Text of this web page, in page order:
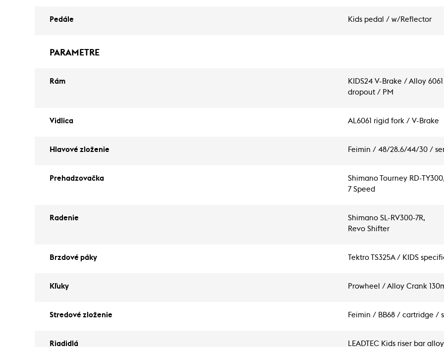
Pedále Kids pedal / w/Reflector
PARAMETRE
Rám
KIDS24 V-Brake / Alloy
dropout / PM
Vidlica AL6061 rigid fork / V-Brake
Hlavové zloženie Feimin / 48/28.6/44/30 /
Prehadzovačka
Shimano Tourney RD-
7 Speed
Radenie
Shimano SL-RV300-7R,
Revo Shifter
Brzdové páky Tektro TS325A / KIDS
Kľuky Prowheel / Alloy Crank
Stredové zloženie Feimin / BB68 / cartridge /
Riadidlá LEADTEC Kids riser bar alloy